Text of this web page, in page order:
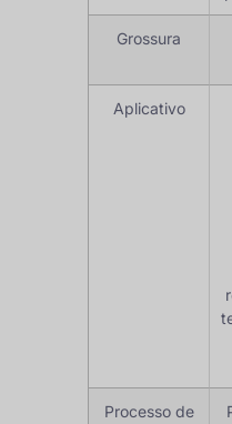
Grossura
Aplicativo
Processo de